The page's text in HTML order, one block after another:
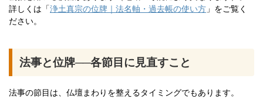
詳しくは「浄土真宗の位牌｜法名軸・過去帳の使い方 」をご覧く
ださい。
法事と位牌──各節目に見直すこと
法事の節目は、仏壇まわりを整えるタイミングでもあります。